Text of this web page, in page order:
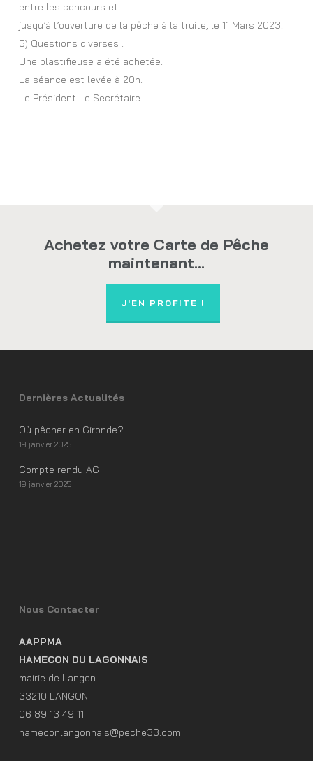
entre les concours et
jusqu’à l’ouverture de la pêche à la truite, le 11 Mars 2023.
5) Questions diverses .
Une plastifieuse a été achetée.
La séance est levée à 20h.
Le Président Le Secrétaire
Achetez votre Carte de Pêche
maintenant...
J'EN PROFITE !
Dernières Actualités
Où pêcher en Gironde?
19 janvier 2025
Compte rendu AG
19 janvier 2025
Nous Contacter
AAPPMA
HAMECON DU LAGONNAIS
mairie de Langon
33210 LANGON
06 89 13 49 11
hameconlangonnais@peche33.com